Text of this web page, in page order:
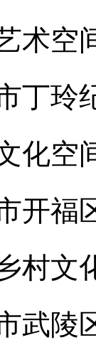
空
玲
空
福区
文
陵区